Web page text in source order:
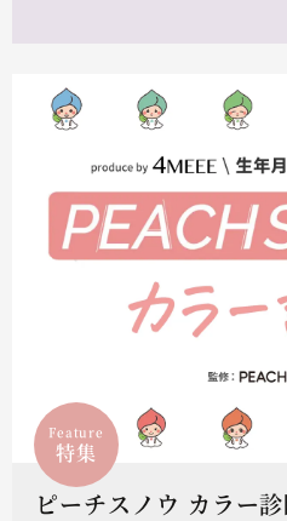
Feature
特集
ピーチスノウ カラー